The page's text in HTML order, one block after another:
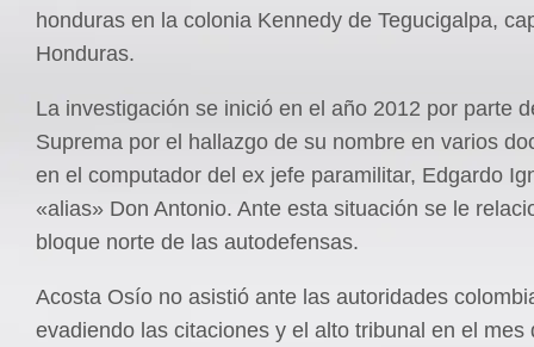
honduras en la colonia Kennedy de Tegucigalpa,
Honduras.
La investigación se inició en el año 2012 por parte
Suprema por el hallazgo de su nombre en varios
en el computador del ex jefe paramilitar, Edgardo
«alias» Don Antonio. Ante esta situación se le
bloque norte de las autodefensas.
Acosta Osío no asistió ante las autoridades
evadiendo las citaciones y el alto tribunal en el mes